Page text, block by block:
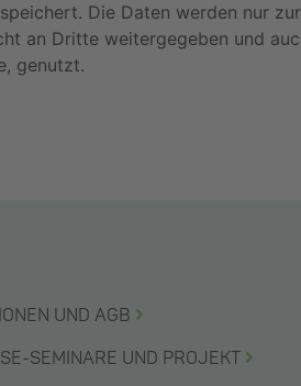
Die Daten werden nur
an Dritte weitergegeben und
genutzt.
UND AGB
SEMINARE UND PROJEKT